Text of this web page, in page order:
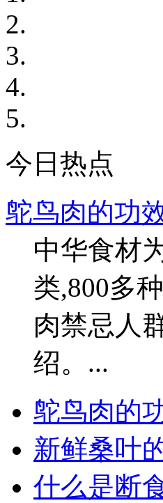
今日热点
鸵鸟肉的功
中华食材
类,800多
肉禁忌人
绍。...
鸵鸟肉的
新鲜桑叶
什么是断